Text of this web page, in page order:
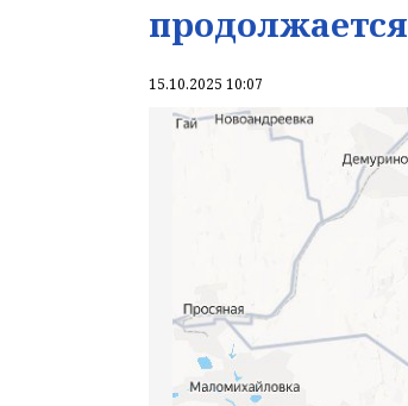
продолжается
15.10.2025 10:07